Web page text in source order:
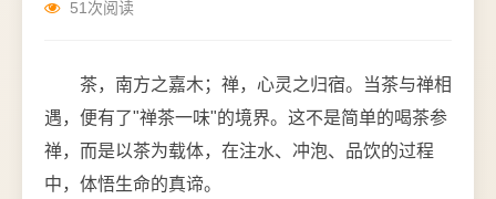
51次阅读
茶，南方之嘉木；禅，心灵之归宿。当茶与禅相
遇，便有了"禅茶一味"的境界。这不是简单的喝茶参
禅，而是以茶为载体，在注水、冲泡、品饮的过程
中，体悟生命的真谛。